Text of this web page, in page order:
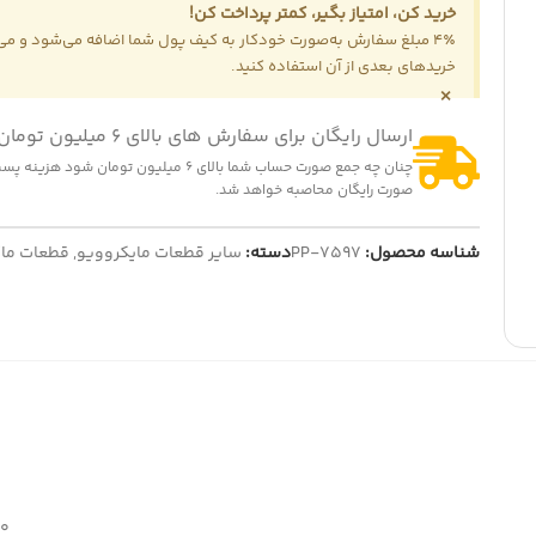
خرید کن، امتیاز بگیر، کمتر پرداخت کن!
4٪ مبلغ سفارش به‌صورت خودکار به کیف پول شما اضافه می‌شود و
خریدهای بعدی از آن استفاده کنید.
×
ارسال رایگان برای سفارش های بالای 6 میلیون تومان
چنان چه جمع صورت حساب شما بالای 6 میلیون تومان
صورت رایگان محاصبه خواهد شد.
شناسه محصول: PP-7597دسته: سایر قطعات مایکروویو, قطعات